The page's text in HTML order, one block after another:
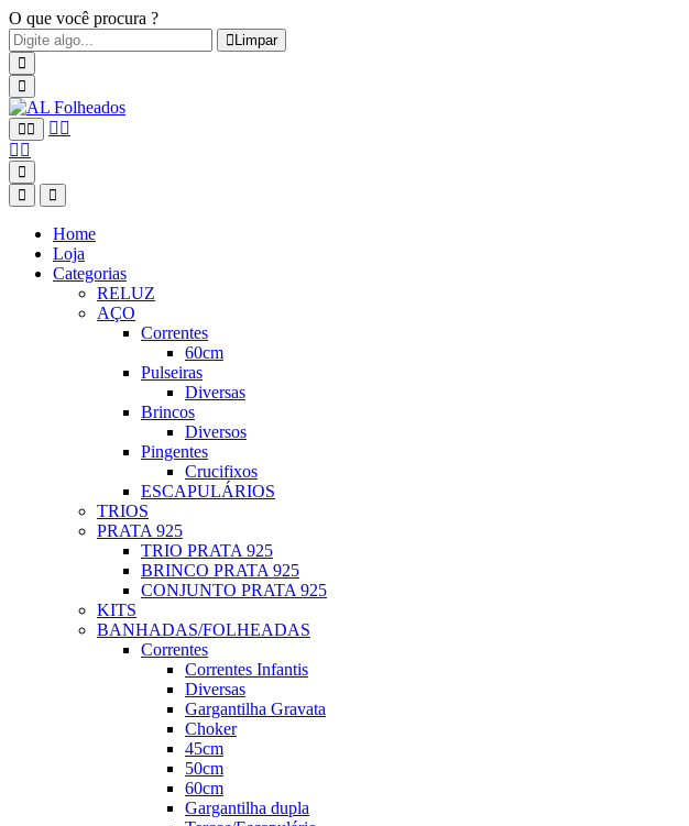
O que você procura ?
Limpar
Home
Loja
Categorias
RELUZ
AÇO
Correntes
60cm
Pulseiras
Diversas
Brincos
Diversos
Pingentes
Crucifixos
ESCAPULÁRIOS
TRIOS
PRATA 925
TRIO PRATA 925
BRINCO PRATA 925
CONJUNTO PRATA 925
KITS
BANHADAS/FOLHEADAS
Correntes
Correntes Infantis
Diversas
Gargantilha Gravata
Choker
45cm
50cm
60cm
Gargantilha dupla